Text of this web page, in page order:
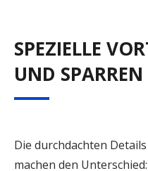
SPEZIELLE
UND SPARREN
Die durchdachten
machen den Unterschied: